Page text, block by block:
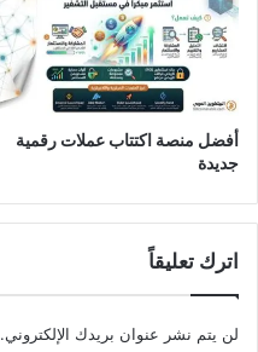
أفضل منصة اكتتاب عملات رقمية
جديدة
اترك تعليقاً
لن يتم نشر عنوان بريدك الإلكتروني.